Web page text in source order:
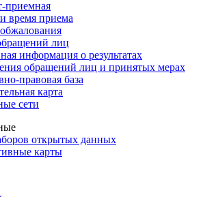
приемная
время приема
лиц
информация о результатах
обращений лиц и принятых мерах
правовая база
карта
сети
открытых данных
карты